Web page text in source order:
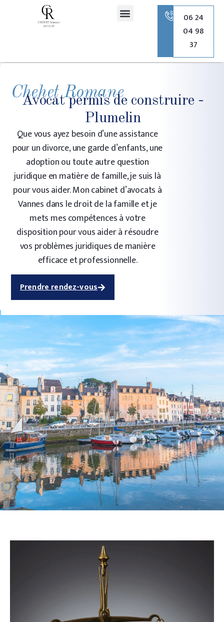
06 24
04 98
37
Chehet Romane
Avocat permis de construire -
Plumelin
Que vous ayez besoin d’une assistance
pour un divorce, une garde d’enfants, une
adoption ou toute autre question
juridique en matière de famille, je suis là
pour vous aider. Mon cabinet d’avocats à
Vannes dans le droit de la famille et je
mets mes compétences à votre
disposition pour vous aider à résoudre
vos problèmes juridiques de manière
efficace et professionnelle.
Prendre rendez-vous